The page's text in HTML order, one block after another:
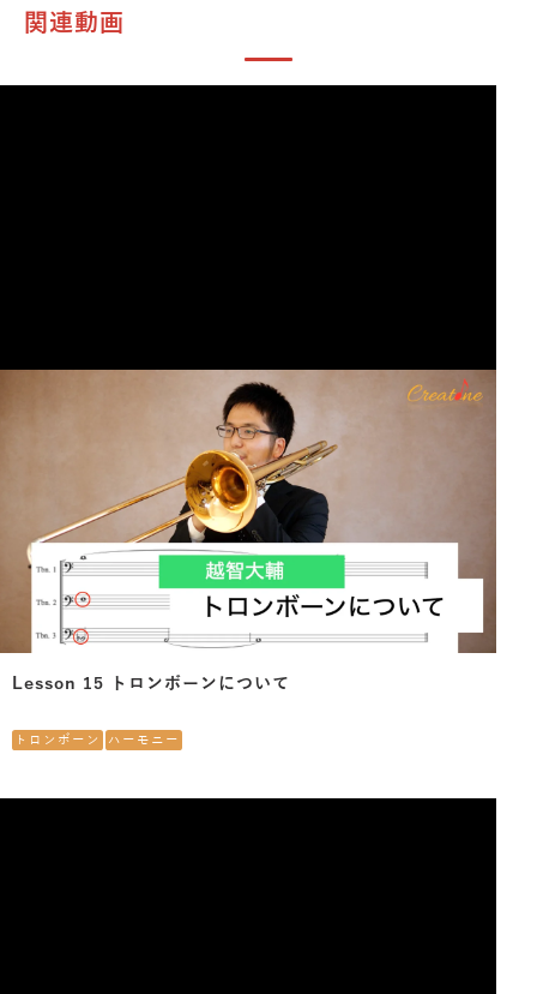
関連動画
Lesson 15 トロンボーンについて
トロンボーン ハーモニー